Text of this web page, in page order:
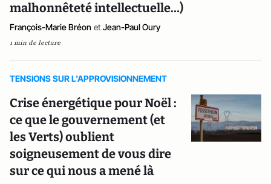
malhonnêteté intellectuelle…)
François-Marie Bréon et Jean-Paul Oury
1 min de lecture
TENSIONS SUR L'APPROVISIONNEMENT
Crise énergétique pour Noël :
ce que le gouvernement (et
les Verts) oublient
soigneusement de vous dire
sur ce qui nous a mené là